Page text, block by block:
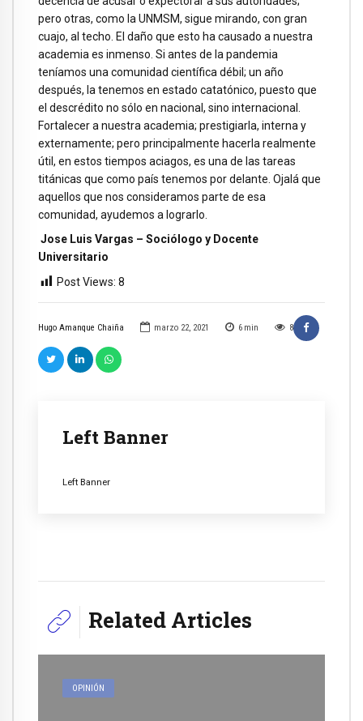
Hugo Amanque Chaiña marzo 22, 2021 6 min 8
Left Banner
Left Banner
pero otras, como la UNMSM, sigue mirando, con gran
cuajo, al techo. El daño que esto ha causado a nuestra
academia es inmenso. Si antes de la pandemia
teníamos una comunidad científica débil; un año
después, la tenemos en estado catatónico, puesto que
el descrédito no sólo en nacional, sino internacional.
Fortalecer a nuestra academia; prestigiarla, interna y
externamente; pero principalmente hacerla realmente
útil, en estos tiempos aciagos, es una de las tareas
titánicas que como país tenemos por delante. Ojalá que
aquellos que nos consideramos parte de esa
comunidad, ayudemos a lograrlo.
Jose Luis Vargas – Sociólogo y Docente
Universitario
Post Views: 8
Related Articles
OPINIÓN